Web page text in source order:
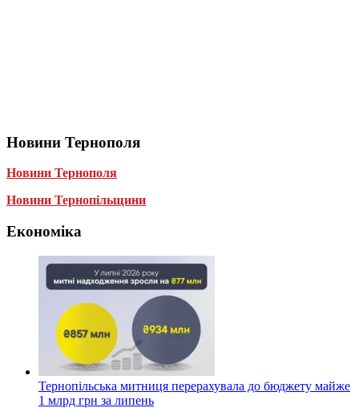
Новини Тернополя
Новини Тернополя
Новини Тернопільщини
Економіка
Тернопільська митниця перерахувала до бюджету майже
1 млрд грн за липень